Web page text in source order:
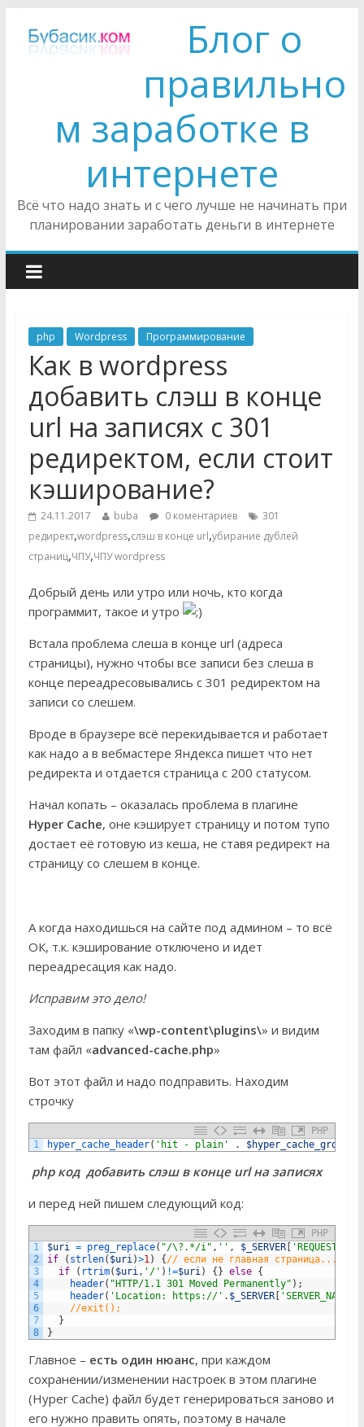
Блог о
правильно
м заработке в
интернете
Всё что надо знать и с чего лучше не начинать при
планировании заработать деньги в интернете
php Wordpress Программирование
Как в wordpress
добавить слэш в конце
url на записях с 301
редиректом, если стоит
кэширование?
24.11.2017 buba 0 коментариев
301
редирект,wordpress,слэш в конце url,убирание дублей
страниц,ЧПУ,ЧПУ wordpress
Добрый день или утро или ночь, кто когда
программит, такое и утро
Встала проблема слеша в конце url (адреса
страницы), нужно чтобы все записи без слеша в
конце переадресовывались с 301 редиректом на
записи со слешем.
Вроде в браузере всё перекидывается и работает
как надо а в вебмастере Яндекса пишет что нет
редиректа и отдается страница с 200 статусом.
Начал копать – оказалась проблема в плагине
Hyper Cache, оне кэширует страницу и потом тупо
достает её готовую из кеша, не ставя редирект на
страницу со слешем в конце.
А когда находишься на сайте под админом – то всё
ОК, т.к. кэширование отключено и идет
переадресация как надо.
Исправим это дело!
Заходим в папку «\wp-content\plugins\» и видим
там файл «advanced-cache.php»
Вот этот файл и надо подправить. Находим
строчку
PHP
1
hyper_cache_header( 'hit - plain' . $hyper_cache_group
php код добавить слэш в конце url на записях
и перед ней пишем следующий код:
PHP
1
2
3
4
5
6
7
8
$uri = preg_replace( "/\?.*/i" , '' , $_SERVER[
if
( strlen( $uri)>1) { // если не главная страница...
if
( rtrim( $uri, '/' ) !=$uri) { } else {
header( "HTTP/1.1 301 Moved Permanently" ) ;
header( 'Location: https://' . $_SERVER[ 'SERVER_NAME'
//exit();
}
}
Главное – есть один нюанс, при каждом
сохранении/изменении настроек в этом плагине
(Hyper Cache) файл будет генерироваться заново и
его нужно править опять, поэтому в начале